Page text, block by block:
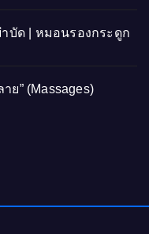
บัด | หมอนรองกระดูก
” (Massages)